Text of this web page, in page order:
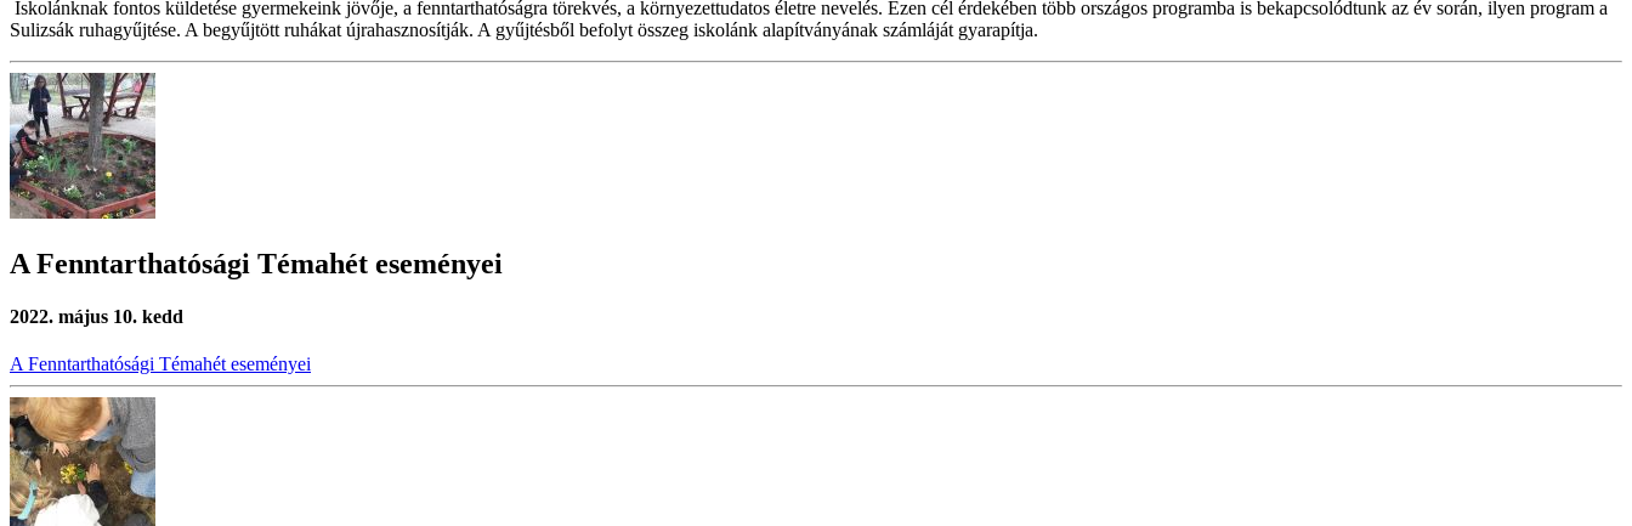
Iskolánknak fontos küldetése gyermekeink jövője, a fenntarthatóságra törekvés, a környezettudatos életre nevelés. Ezen cél érdekében több országos programba is bekapcsolódtunk az év során, ilyen program a
Sulizsák ruhagyűjtése. A begyűjtött ruhákat újrahasznosítják. A gyűjtésből befolyt összeg iskolánk alapítványának számláját gyarapítja.
A Fenntarthatósági Témahét eseményei
2022. május 10. kedd
A Fenntarthatósági Témahét eseményei